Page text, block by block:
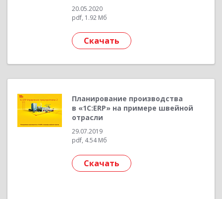
20.05.2020
pdf, 1.92 Мб
Скачать
Планирование производства
в «1С:ERP» на примере швейной
отрасли
29.07.2019
pdf, 4.54 Мб
Скачать